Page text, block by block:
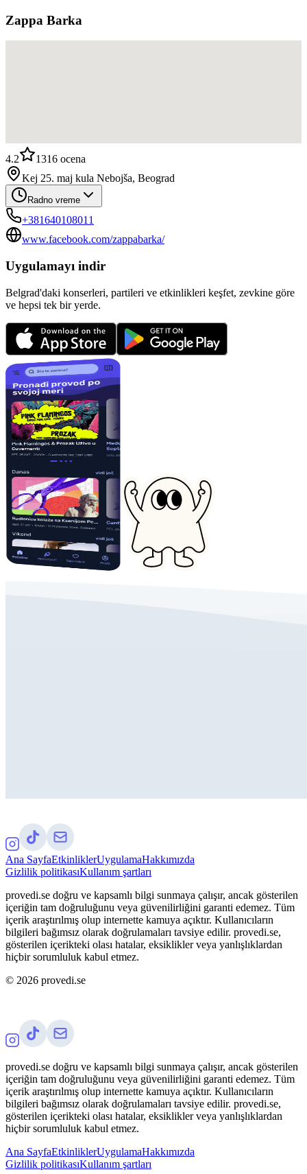
Zappa Barka
4.2 1316 ocena
Kej 25. maj kula Nebojša, Beograd
Radno vreme
+381640108011
www.facebook.com/zappabarka/
Uygulamayı indir
Belgrad'daki konserleri, partileri ve etkinlikleri keşfet, zevkine göre
ve hepsi tek bir yerde.
Ana SayfaEtkinliklerUygulamaHakkımızda
Gizlilik politikasıKullanım şartları
provedi.se doğru ve kapsamlı bilgi sunmaya çalışır, ancak gösterilen
içeriğin tam doğruluğunu veya güvenilirliğini garanti edemez. Tüm
içerik araştırılmış olup internette kamuya açıktır. Kullanıcıların
bilgileri bağımsız olarak doğrulamaları tavsiye edilir. provedi.se,
gösterilen içerikteki olası hatalar, eksiklikler veya yanlışlıklardan
hiçbir sorumluluk kabul etmez.
© 2026 provedi.se
provedi.se doğru ve kapsamlı bilgi sunmaya çalışır, ancak gösterilen
içeriğin tam doğruluğunu veya güvenilirliğini garanti edemez. Tüm
içerik araştırılmış olup internette kamuya açıktır. Kullanıcıların
bilgileri bağımsız olarak doğrulamaları tavsiye edilir. provedi.se,
gösterilen içerikteki olası hatalar, eksiklikler veya yanlışlıklardan
hiçbir sorumluluk kabul etmez.
Ana SayfaEtkinliklerUygulamaHakkımızda
Gizlilik politikasıKullanım şartları